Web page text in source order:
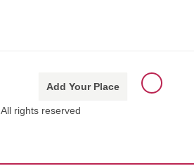
Add Your Place
, All rights reserved